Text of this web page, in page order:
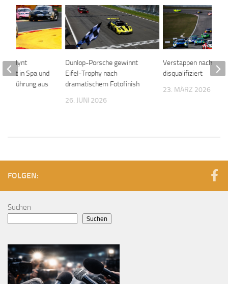
Dunlop-Porsche gewinnt
Eifel-Trophy nach
dramatischem Fotofinish
26. JUNI 2026
Verstappen nach
disqualifiziert
23. MÄRZ 2026
Flynt
in Spa und
Führung aus
FOLGEN:
Suchen
Suchen